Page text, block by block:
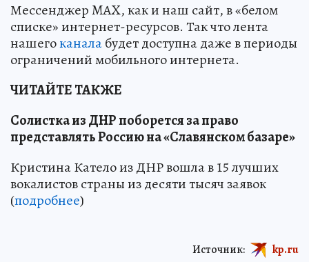
Мессенджер MAX, как и наш сайт, в «белом
списке» интернет-ресурсов. Так что лента
нашегоканалабудет доступна даже в периоды
ограничений мобильного интернета.
ЧИТАЙТЕ ТАКЖЕ
Солистка из ДНР поборется за право
представлять Россию на «Славянском базаре»
Кристина Катело из ДНР вошла в 15 лучших
вокалистов страны из десяти тысяч заявок
(подробнее)
Источник: kp.ru